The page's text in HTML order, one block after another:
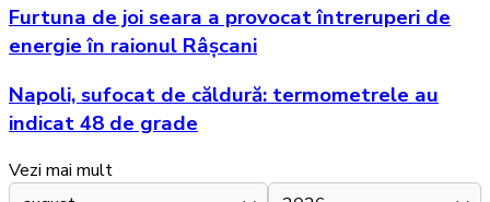
Furtuna de joi seara a provocat întreruperi de
energie în raionul Râșcani
Napoli, sufocat de căldură: termometrele au
indicat 48 de grade
Vezi mai mult